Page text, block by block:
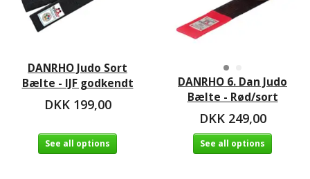
DANRHO Judo Sort
Bælte - IJF godkendt
DKK 199,00
See all options
DANRHO 6. Dan Judo
Bælte - Rød/sort
DKK 249,00
See all options